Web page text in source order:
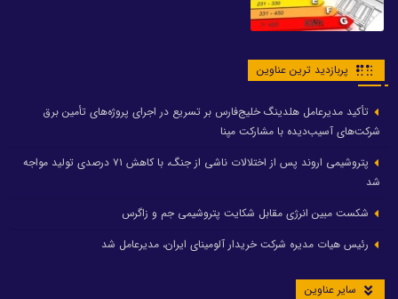
پربازدید ترین عناوین
تأکید مدیرعامل هلدینگ خلیج‌فارس بر تسریع در اجرای پروژه‌های تأمین برق
شرکت‌های آسیب‌دیده با مشارکت مپنا
پتروشیمی اروند پس از اختلالات ناشی از جنگ، با کاهش ۷۱ درصدی تولید مواجه
شد
شکست مبین انرژی مقابل شکایت پتروشیمی جم و زاگرس
رئیس هیات مدیره شرکت خریدار آلومینای ایران، مدیرعامل شد
سایر عناوین